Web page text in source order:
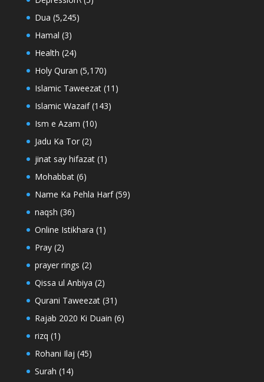
Dua (5,245)
Hamal (3)
Health (24)
Holy Quran (5,170)
Islamic Taweezat(11)
Islamic Wazaif(143)
Ism e Azam (10)
Jadu Ka Tor(2)
jinat say hifazat(1)
Mohabbat(6)
Name Ka Pehla Harf(59)
naqsh (36)
Online Istikhara (1)
Pray(2)
prayer rings (2)
Qissa ul Anbiya (2)
Qurani Taweezat(31)
Rajab 2020 Ki Duain (6)
rizq (1)
Rohani Ilaj (45)
Surah (14)